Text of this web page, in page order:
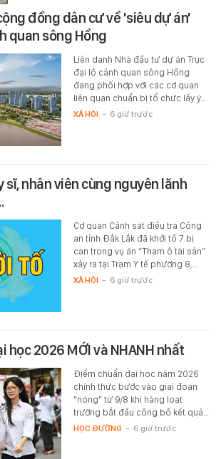
đồng dân cư về 'siêu dự án'
quan sông Hồng
Liên danh Nhà đầu tư dự án Trục
đại lộ cảnh quan sông Hồng
đang phối hợp với các cơ quan
liên quan chuẩn bị tổ chức lấy ý…
XÃ HỘI - 6 giờ trước
sĩ, nhân viên cùng nguyên lãnh
Cơ quan Cảnh sát điều tra Công
an tỉnh Đắk Lắk đã khởi tố 7 bị
can trong vụ án “Tham ô tài sản”
xảy ra tại Trạm Y tế phường 8,…
XÃ HỘI - 6 giờ trước
học 2026 MỚI và NHANH nhất
Điểm chuẩn đại học năm 2026
chính thức bước vào giai đoạn
"nóng" từ 9/8 khi hàng loạt
trường bắt đầu công bố kết quả…
HỌC ĐƯỜNG - 6 giờ trước